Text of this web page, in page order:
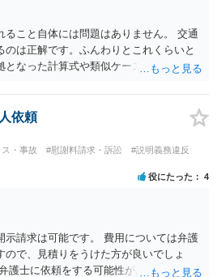
ること自体には問題はありません。 交通
は正解です。ふんわりとこれくらいと
となった計算式や類似ケースでの裁判所
療者側の故意や過失がないと思われるケ
にある程度の減額等があることはやむを
検討されるべきかと思います。 弁護士
て、また現時点でのアドバイス等をも
ご相談されておいても良いかも知れま
依頼
・事故 #慰謝料請求・訴訟
#説明義務違反
役にたった 4
示請求は可能です。 費用については弁護
で、見積りをうけた方が良いでしょ
護士に依頼をする可能性がある場合に